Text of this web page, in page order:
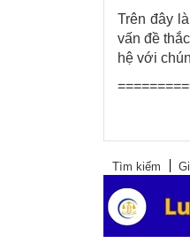
Trên đây
vấn đề
hệ với
Tìm kiếm